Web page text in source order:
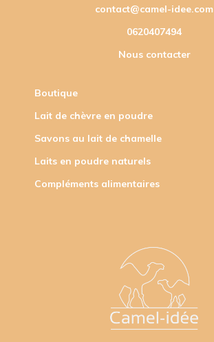
contact@camel-idee.com
0620407494
Nous contacter
Boutique
Lait de chèvre en poudre
Savons au lait de chamelle
Laits en poudre naturels
Compléments alimentaires